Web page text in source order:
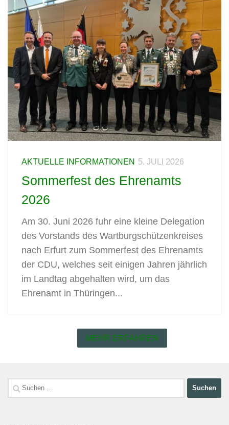
AKTUELLE INFORMATIONEN 5. JULI 2026
Sommerfest des Ehrenamts
2026
Am 30. Juni 2026 fuhr eine kleine Delegation
des Vorstands des Wartburgschützenkreises
nach Erfurt zum Sommerfest des Ehrenamts
der CDU, welches seit einigen Jahren jährlich
im Landtag abgehalten wird, um das
Ehrenamt in Thüringen...
MEHR ERFAHREN
Suchen
nach: